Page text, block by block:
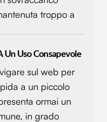
contenuti ed
il nostro sito con i
potrebbero combinarle
loro o che hanno
servizi.
troppo a
Un Uso Consapevole
sul web per
a un piccolo
ormai un
in grado